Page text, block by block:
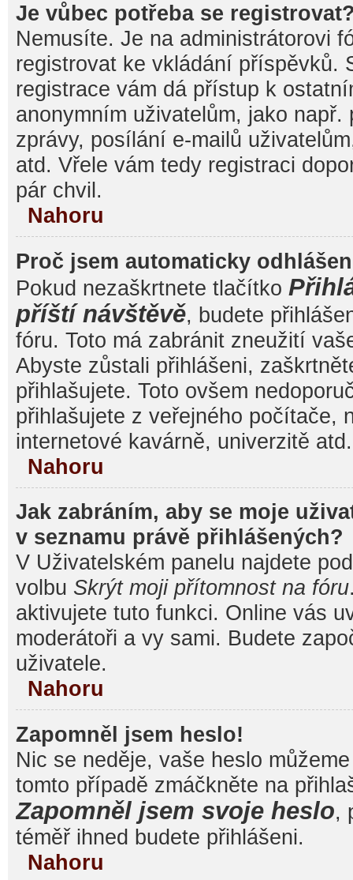
Je vůbec potřeba se
Nemusíte. Je na administrátorovi
registrovat ke vkládání příspěvků.
registrace vám dá přístup k
anonymním uživatelům, jako např.
zprávy, posílání e-mailů
atd. Vřele vám tedy registraci
pár chvil.
Nahoru
Proč jsem automaticky
Pokud nezaškrtnete tlačítko
příští návštěvě, budete
fóru. Toto má zabránit zneužití
Abyste zůstali přihlášeni,
přihlašujete. Toto ovšem
přihlašujete z veřejného počítače,
internetové kavárně, univerzitě atd.
Nahoru
Jak zabráním, aby se moje
v seznamu právě přihlášených?
V Uživatelském panelu najdete
volbu Skrýt moji přítomnost na fóru
aktivujete tuto funkci. Online vás
moderátoři a vy sami. Budete
uživatele.
Nahoru
Zapomněl jsem heslo!
Nic se neděje, vaše heslo
tomto případě zmáčkněte na
Zapomněl jsem svoje heslo,
téměř ihned budete přihlášeni.
Nahoru